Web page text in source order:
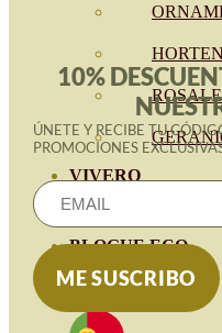
VIVERO
RECURSOS
BLOGUE ECO
CONTACTO
10%
ÚNETE Y RECIBE TU
PROMOCIONES